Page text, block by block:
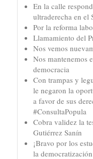
En la calle
ultraderecha en el
Por la reforma
Llamamiento del
Nos vemos
Nos mantenemos
democracia
Con trampas y
le negaron la
a favor de sus
#ConsultaPopula
Cobra validez la
Gutiérrez Sanín
¡Bravo por los
la